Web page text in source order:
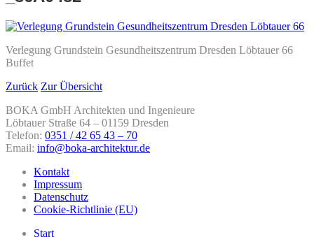
Verlegung Grundstein Gesundheitszentrum Dresden Löbtauer 66
Buffet
Zurück Zur Übersicht
BOKA GmbH Architekten und Ingenieure
Löbtauer Straße 64 – 01159 Dresden
Telefon: 0351 / 42 65 43 – 70
Email: info@boka-architektur.de
Kontakt
Impressum
Datenschutz
Cookie-Richtlinie (EU)
Start